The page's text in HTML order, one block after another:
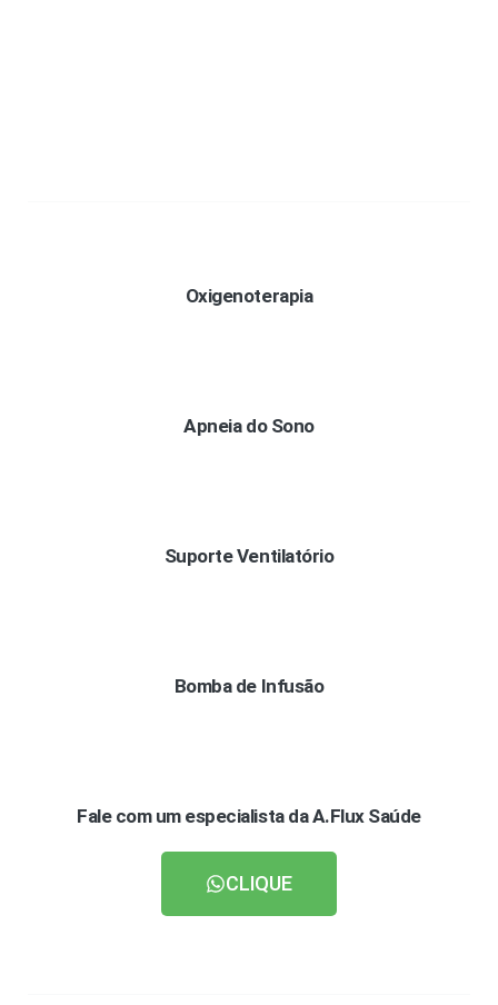
Oxigenoterapia
Apneia do Sono
Suporte Ventilatório
Bomba de Infusão
Fale com um especialista da A.Flux Saúde
CLIQUE